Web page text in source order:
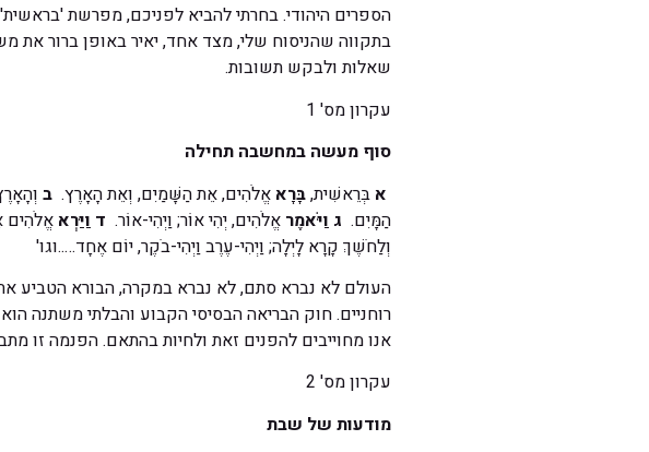
הספרים היהודי. בחרתי להביא לפניכם, מפרשת
בתקווה שהניסוח שלי, מצד אחד, יאיר באופן ברור את
שאלות ולבקש תשובות.
עקרון מס' 1
סוף מעשה במחשבה תחילה
אבְּרֵאשִׁית,בָּרָאאֱלֹהִים, אֵת הַשָּׁמַיִם, וְאֵת הָאָרֶץ. ב
הַמָּיִם. ג וַיֹּאמֶר אֱלֹהִים, יְהִי אוֹר; וַיְהִי-אוֹר. ד וַיַּרְאאֱלֹהִים
וְלַחֹשֶׁךְ קָרָא לָיְלָה; וַיְהִי-עֶרֶב וַיְהִי-בֹקֶר, יוֹם אֶחָד…..וגו'
העולם לא נברא סתם, לא נברא במקרה, הבורא הטביע את
רוחניים. חוק הבריאה הבסיסי הקבוע והבלתי משתנה
אנו מחוייבים להפנים זאת ולחיות בהתאם. הפנמה זו
עקרון מס' 2
מודעות של שבת